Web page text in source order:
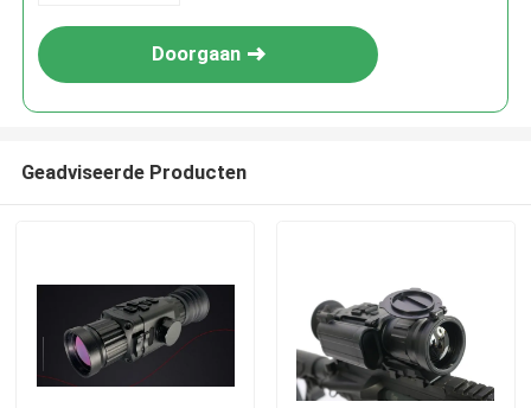
Doorgaan
Geadviseerde Producten